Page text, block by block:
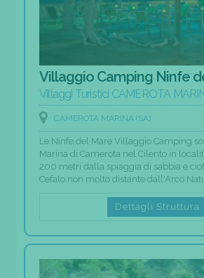
Villaggio Camping Ninfe
Villaggi Turistici CAMEROTA
CAMEROTA MARINA (SA)
Le Ninfe del Mare Villaggio Camping
Marina di Camerota nel Cilento in
200 metri dalla spiaggia di sabbia e
Cefalo non molto distante dall'Arco
Dettagli Struttura